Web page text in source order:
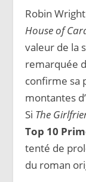
Robin
House of
valeur de la
remarquée
confirme sa
montantes
Si The
Top 10
tenté de
du roman